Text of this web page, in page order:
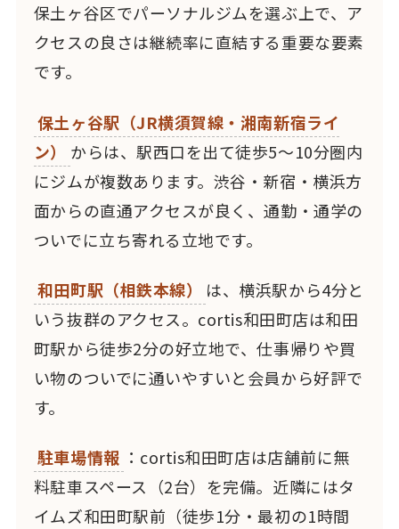
保土ヶ谷区でパーソナルジムを選ぶ上で、ア
クセスの良さは継続率に直結する重要な要素
です。
保土ヶ谷駅（JR横須賀線・湘南新宿ライ
ン）
からは、駅西口を出て徒歩5〜10分圏内
にジムが複数あります。渋谷・新宿・横浜方
面からの直通アクセスが良く、通勤・通学の
ついでに立ち寄れる立地です。
和田町駅（相鉄本線）
は、横浜駅から4分と
いう抜群のアクセス。cortis和田町店は和田
町駅から徒歩2分の好立地で、仕事帰りや買
い物のついでに通いやすいと会員から好評で
す。
駐車場情報 ：cortis和田町店は店舗前に無
料駐車スペース（2台）を完備。近隣にはタ
イムズ和田町駅前（徒歩1分・最初の1時間